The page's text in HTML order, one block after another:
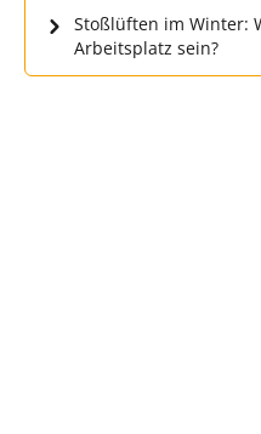
Stoßlüften im Winter:
Arbeitsplatz sein?